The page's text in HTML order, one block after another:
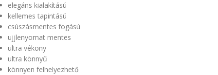
elegáns kialakítású
kellemes tapintású
csúszásmentes fogású
ujjlenyomat mentes
ultra vékony
ultra könnyű
könnyen felhelyezhető